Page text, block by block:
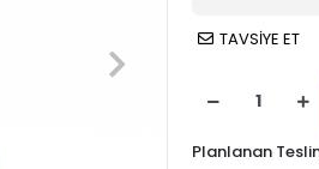
TAVSİYE ET
Planlanan